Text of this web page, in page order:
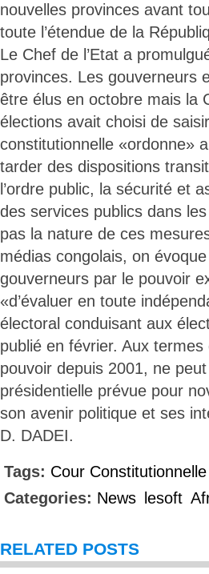
nouvelles provinces avant
toute l’étendue de la
Le Chef de l’Etat a
provinces. Les gouverneurs
être élus en octobre mais la
élections avait choisi de
constitutionnelle «ordonne»
tarder des dispositions
l’ordre public, la sécurité et
des services publics dans
pas la nature de ces
médias congolais, on
gouverneurs par le pouvoir
«d’évaluer en toute
électoral conduisant aux
publié en février. Aux
pouvoir depuis 2001, ne
présidentielle prévue pour
son avenir politique et ses
D. DADEI.
Tags: Cour Constitutionnelle
Categories: News lesoft
RELATED POSTS